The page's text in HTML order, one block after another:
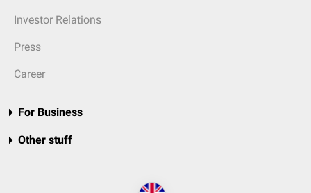
Investor Relations
Press
Career
For Business
Other stuff